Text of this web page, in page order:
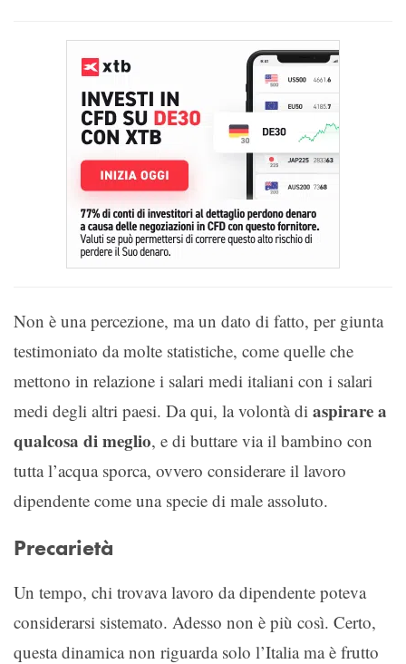
Non è una percezione, ma un dato di fatto, per giunta
testimoniato da molte statistiche, come quelle che
mettono in relazione i salari medi italiani con i salari
medi degli altri paesi. Da qui, la volontà di aspirare a
qualcosa di meglio, e di buttare via il bambino con
tutta l’acqua sporca, ovvero considerare il lavoro
dipendente come una specie di male assoluto.
Precarietà
Un tempo, chi trovava lavoro da dipendente poteva
considerarsi sistemato. Adesso non è più così. Certo,
questa dinamica non riguarda solo l’Italia ma è frutto